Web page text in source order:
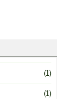
(1)
(1)